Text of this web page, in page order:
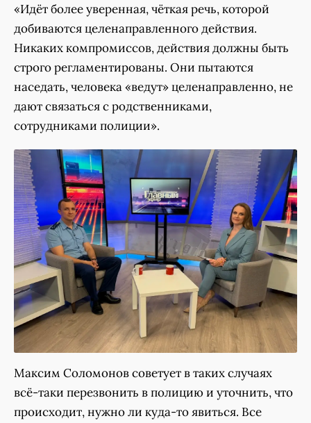
«Идёт более уверенная, чёткая речь, которой
добиваются целенаправленного действия.
Никаких компромиссов, действия должны быть
строго регламентированы. Они пытаются
наседать, человека «ведут» целенаправленно, не
дают связаться с родственниками,
сотрудниками полиции».
Максим Соломонов советует в таких случаях
всё-таки перезвонить в полицию и уточнить, что
происходит, нужно ли куда-то явиться. Все